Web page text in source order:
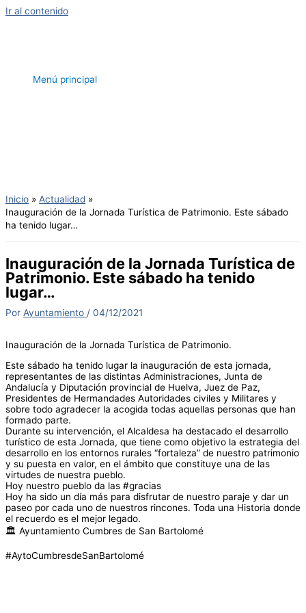
Ir al contenido
Menú principal
Inicio
Actualidad
Inauguración de la Jornada Turística de Patrimonio. Este sábado
ha tenido lugar…
Inauguración de la Jornada Turística de
Patrimonio. Este sábado ha tenido
lugar…
Por Ayuntamiento / 04/12/2021
Inauguración de la Jornada Turística de Patrimonio.
Este sábado ha tenido lugar la inauguración de esta jornada,
representantes de las distintas Administraciones, Junta de
Andalucía y Diputación provincial de Huelva, Juez de Paz,
Presidentes de Hermandades Autoridades civiles y Militares y
sobre todo agradecer la acogida todas aquellas personas que han
formado parte.
Durante su intervención, el Alcaldesa ha destacado el desarrollo
turístico de esta Jornada, que tiene como objetivo la estrategia del
desarrollo en los entornos rurales “fortaleza” de nuestro patrimonio
y su puesta en valor, en el ámbito que constituye una de las
virtudes de nuestra pueblo.
Hoy nuestro pueblo da las #gracias
Hoy ha sido un día más para disfrutar de nuestro paraje y dar un
paseo por cada uno de nuestros rincones. Toda una Historia donde
el recuerdo es el mejor legado.
🏛️ Ayuntamiento Cumbres de San Bartolomé
#AytoCumbresdeSanBartolomé